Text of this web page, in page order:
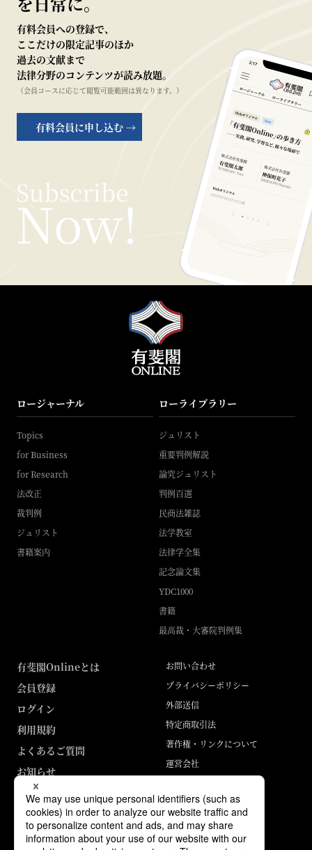
有料会員への登録で、
ここだけの限定記事のほか
過去の文献まで
法律分野のコンテンツが読み放題。
（会員コースに応じて閲覧可能範囲は異なります。）
有料会員に申し込む →
ロージャーナル
Topics
for Business
for Research
法改正
裁判例
ジュリスト
書籍案内
ローライブラリー
ジュリスト
重要判例解説
論究ジュリスト
判例百選
民商法雑誌
法学教室
法律学全集
記念論文集
YDC1000
書籍
最高裁・大審院判例集
有斐閣Onlineとは
会員登録
ログイン
利用規約
よくあるご質問
お知らせ
お問い合わせ
プライバシーポリシー
外部送信
特定商取引法
著作権・リンクについて
運営会社